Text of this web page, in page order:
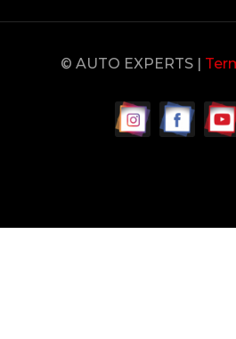
© AUTO EXPERTS |